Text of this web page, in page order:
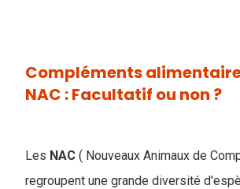
Compléments
NAC : Facultatif ou non ?
Les NAC ( Nouveaux Animaux de
regroupent une grande diversité